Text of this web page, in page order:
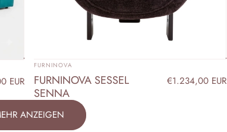
EUR
ANBIETER:
FURNINOVA
FURNINOVA SESSEL
SENNA
€1.234,00 EUR
ANZEIGEN